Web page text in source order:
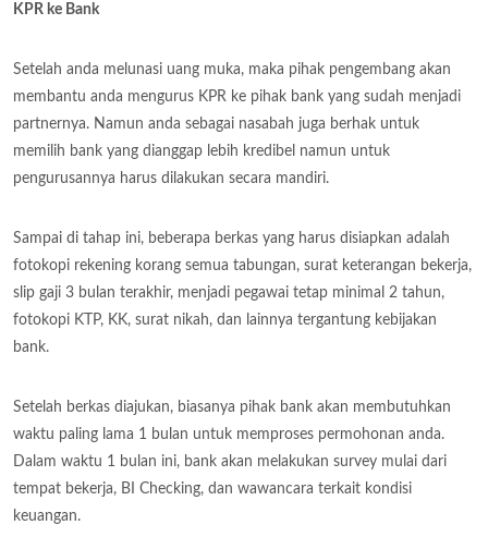
KPR ke Bank
Setelah anda melunasi uang muka, maka pihak pengembang akan
membantu anda mengurus KPR ke pihak bank yang sudah menjadi
partnernya. Namun anda sebagai nasabah juga berhak untuk
memilih bank yang dianggap lebih kredibel namun untuk
pengurusannya harus dilakukan secara mandiri.
Sampai di tahap ini, beberapa berkas yang harus disiapkan adalah
fotokopi rekening korang semua tabungan, surat keterangan bekerja,
slip gaji 3 bulan terakhir, menjadi pegawai tetap minimal 2 tahun,
fotokopi KTP, KK, surat nikah, dan lainnya tergantung kebijakan
bank.
Setelah berkas diajukan, biasanya pihak bank akan membutuhkan
waktu paling lama 1 bulan untuk memproses permohonan anda.
Dalam waktu 1 bulan ini, bank akan melakukan survey mulai dari
tempat bekerja, BI Checking, dan wawancara terkait kondisi
keuangan.